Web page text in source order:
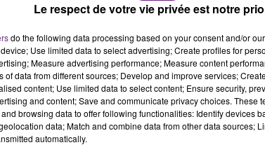
les mêmes informations. Sauf
Il publie l’article de presse qu’il a retrouvé
Le respect de votre vie privée est notre
do the following data processing based on your consent and/or
Use limited data to select advertising; Create profiles for
Measure advertising performance; Measure content
of data from different sources; Develop and improve services;
content; Use limited data to select content; Ensure security,
and content; Save and communicate privacy choices. These
browsing data to offer following functionalities: Identify devices
data; Match and combine data from other data sources;
automatically.